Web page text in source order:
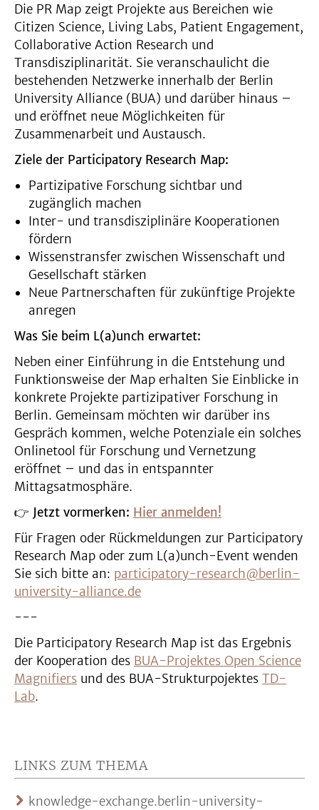
Die PR Map zeigt Projekte aus Bereichen wie
Citizen Science, Living Labs, Patient Engagement,
Collaborative Action Research und
Transdisziplinarität. Sie veranschaulicht die
bestehenden Netzwerke innerhalb der Berlin
University Alliance (BUA) und darüber hinaus –
und eröffnet neue Möglichkeiten für
Zusammenarbeit und Austausch.
Ziele der Participatory Research Map:
Partizipative Forschung sichtbar und
zugänglich machen
Inter- und transdisziplinäre Kooperationen
fördern
Wissenstransfer zwischen Wissenschaft und
Gesellschaft stärken
Neue Partnerschaften für zukünftige Projekte
anregen
Was Sie beim L(a)unch erwartet:
Neben einer Einführung in die Entstehung und
Funktionsweise der Map erhalten Sie Einblicke in
konkrete Projekte partizipativer Forschung in
Berlin. Gemeinsam möchten wir darüber ins
Gespräch kommen, welche Potenziale ein solches
Onlinetool für Forschung und Vernetzung
eröffnet – und das in entspannter
Mittagsatmosphäre.
👉 Jetzt vormerken: Hier anmelden!
Für Fragen oder Rückmeldungen zur Participatory
Research Map oder zum L(a)unch-Event wenden
Sie sich bitte an: participatory-research@berlin-
university-alliance.de
---
Die Participatory Research Map ist das Ergebnis
der Kooperation des BUA-Projektes Open Science
Magnifiers und des BUA-Strukturpojektes TD-
Lab.
LINKS ZUM THEMA
knowledge-exchange.berlin-university-